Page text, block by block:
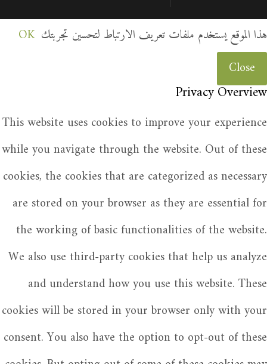
هذا الموقع يستخدم ملفات تعريف الارتباط لتحسين تجربتك OK
Close
Privacy Overview
This website uses cookies to improve your experience
while you navigate through the website. Out of these
cookies, the cookies that are categorized as necessary
are stored on your browser as they are essential for
the working of basic functionalities of the website.
We also use third-party cookies that help us analyze
and understand how you use this website. These
cookies will be stored in your browser only with your
consent. You also have the option to opt-out of these